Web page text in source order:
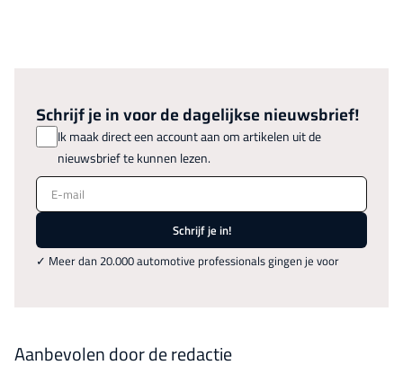
Schrijf je in voor de dagelijkse nieuwsbrief!
Ik maak direct een account aan om artikelen uit de
nieuwsbrief te kunnen lezen.
E-mail
Schrijf je in!
✓ Meer dan 20.000 automotive professionals gingen je voor
Aanbevolen door de redactie